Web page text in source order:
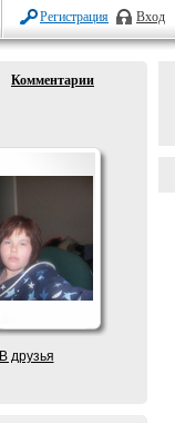
Регистрация Вход
Комментарии
В друзья